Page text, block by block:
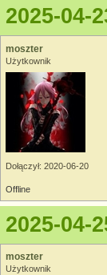
2025-04-
moszter
Użytkownik
Dołączył: 2020-06-20
Offline
2025-04-
moszter
Użytkownik